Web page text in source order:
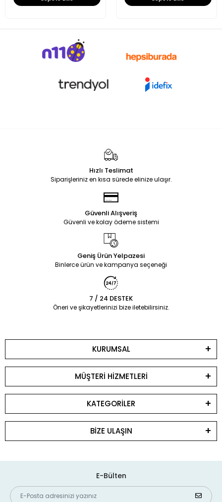
Hızlı Teslimat
Siparişleriniz en kısa sürede elinize ulaşır.
Güvenli Alışveriş
Güvenli ve kolay ödeme sistemi
Geniş Ürün Yelpazesi
Binlerce ürün ve kampanya seçeneği
7 / 24 DESTEK
Öneri ve şikayetlerinizi bize iletebilirsiniz.
KURUMSAL
MÜŞTERİ HİZMETLERİ
KATEGORİLER
BİZE ULAŞIN
E-Bülten